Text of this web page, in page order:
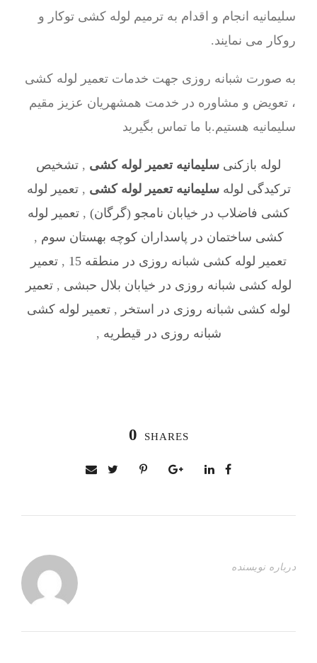
سلیمانیه انجام و اقدام به ترمیم لوله کشی توکار و
روکار می نمایند.
به صورت شبانه روزی جهت خدمات تعمیر لوله کشی
، تعویض و مشاوره در خدمت همشهریان عزیز مقیم
سلیمانیه هستیم.با ما تماس بگیرید
لوله بازکنی سلیمانیه تعمیر لوله کشی , تشخیص
ترکیدگی لولهسلیمانیه تعمیر لوله کشی ,تعمیر لوله
کشی فاضلاب در خیابان نامجو (گرگان) , تعمیر لوله
کشی ساختمان در پاسداران کوچه بهستان سوم ,
تعمیر لوله کشی شبانه روزی در منطقه 15
, تعمیر
لوله کشی شبانه روزی در خیابان بلال حبشی , تعمیر
لوله کشی شبانه روزی در استخر , تعمیر لوله کشی
شبانه روزی در قیطریه ,
0 SHARES
درباره نویسنده